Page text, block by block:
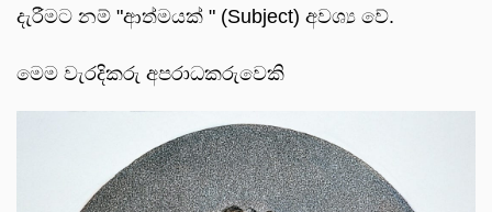
දැරීමට නම් "ආත්මයක් " (Subject) අවශ්‍ය වේ.
මෙම වැරදිකරු අපරාධකරුවෙකි